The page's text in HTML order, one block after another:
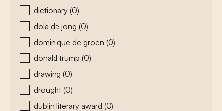
dictionary (0)
dola de jong (0)
dominique de groen (0)
donald trump (0)
drawing (0)
drought (0)
dublin literary award (0)